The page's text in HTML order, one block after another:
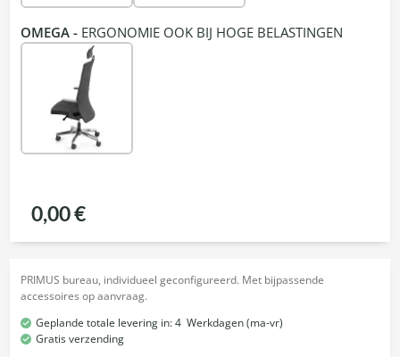
OMEGA - ERGONOMIE OOK BIJ HOGE BELASTINGEN
0,00 €
PRIMUS bureau, individueel geconfigureerd. Met bijpassende
accessoires op aanvraag.
Geplande totale levering in:4 Werkdagen (ma-vr)
Gratis verzending